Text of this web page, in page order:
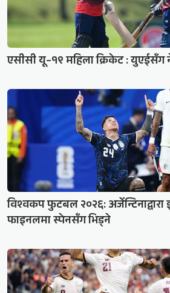
एसीसी यू–१९ महिला क्रिकेट : युएईसँग
विश्वकप फुटबल २०२६: अर्जेन्टिनाद्वारा
फाइनलमा स्पेनसँग भिड्ने